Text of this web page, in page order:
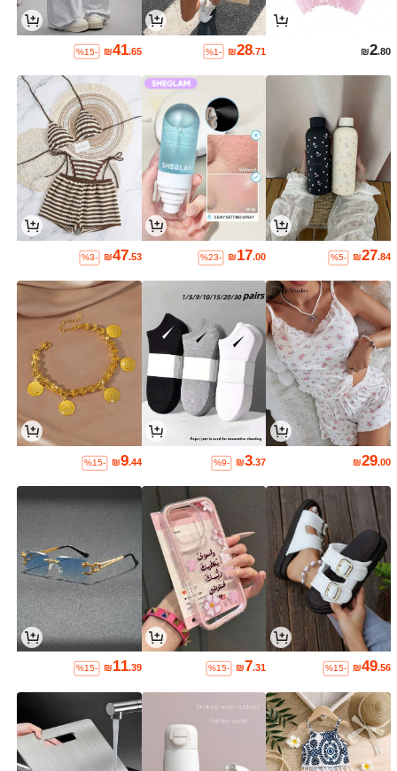
₪2.80
₪28.71
%1-
₪41.65
%15-
₪27.84
%5-
₪17.00
%23-
₪47.53
%3-
₪29.00
₪3.37
%9-
₪9.44
%15-
₪49.56
%15-
₪7.31
%15-
₪11.39
%15-